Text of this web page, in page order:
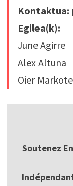
Kontaktua:
Egilea(k):
June Agirre
Alex Altuna
Oier
Soutenez